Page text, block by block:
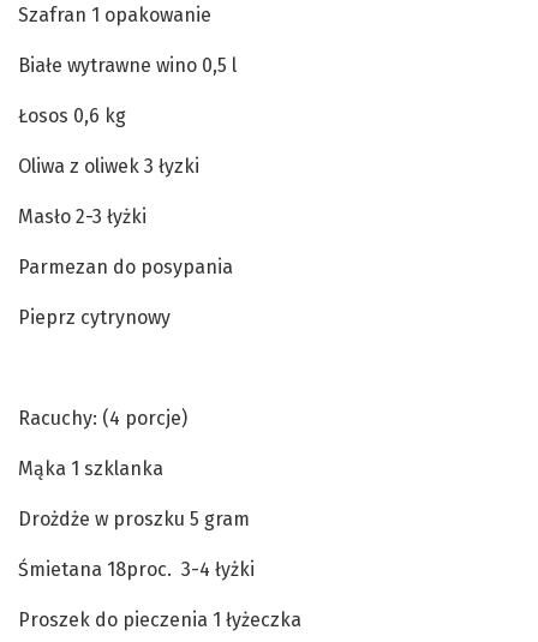
Szafran 1 opakowanie
Białe wytrawne wino 0,5 l
Łosos 0,6 kg
Oliwa z oliwek 3 łyzki
Masło 2-3 łyżki
Parmezan do posypania
Pieprz cytrynowy
Racuchy: (4 porcje)
Mąka 1 szklanka
Drożdże w proszku 5 gram
Śmietana 18proc. 3-4 łyżki
Proszek do pieczenia 1 łyżeczka